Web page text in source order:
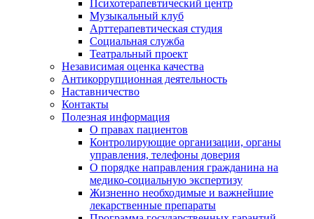
Психотерапевтический центр
Музыкальный клуб
Арттерапевтическая студия
Социальная служба
Театральный проект
Независимая оценка качества
Антикоррупционная деятельность
Наставничество
Контакты
Полезная информация
О правах пациентов
Контролирующие организации, органы
управления, телефоны доверия
О порядке направления гражданина на
медико-социальную экспертизу
Жизненно необходимые и важнейшие
лекарственные препараты